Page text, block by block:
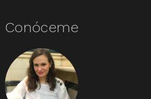
Conóceme